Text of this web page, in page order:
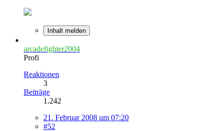
Inhalt melden
arcadefighter2004
Profi
Reaktionen
3
Beiträge
1.242
21. Februar 2008 um 07:20
#52